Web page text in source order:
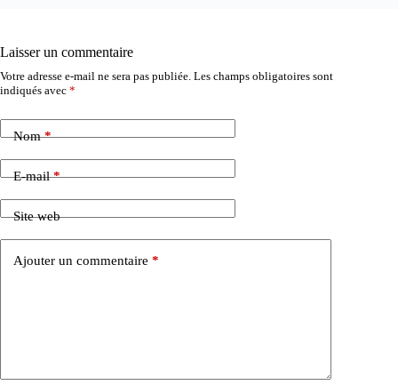
Laisser un commentaire
Votre adresse e-mail ne sera pas publiée. Les champs obligatoires sont
indiqués avec *
Nom*
E-mail*
Site web
Ajouter un commentaire *